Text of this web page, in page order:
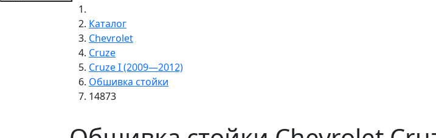
Каталог
Chevrolet
Cruze
Cruze I (2009—2012)
Обшивка стойки
14873